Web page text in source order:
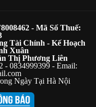
- Mã Số Thuế:
Tài Chính - Kế Hoạch
Xuân
Thị Phương Liên
- 0834999399 - Email:
Ngày Tại Hà Nội